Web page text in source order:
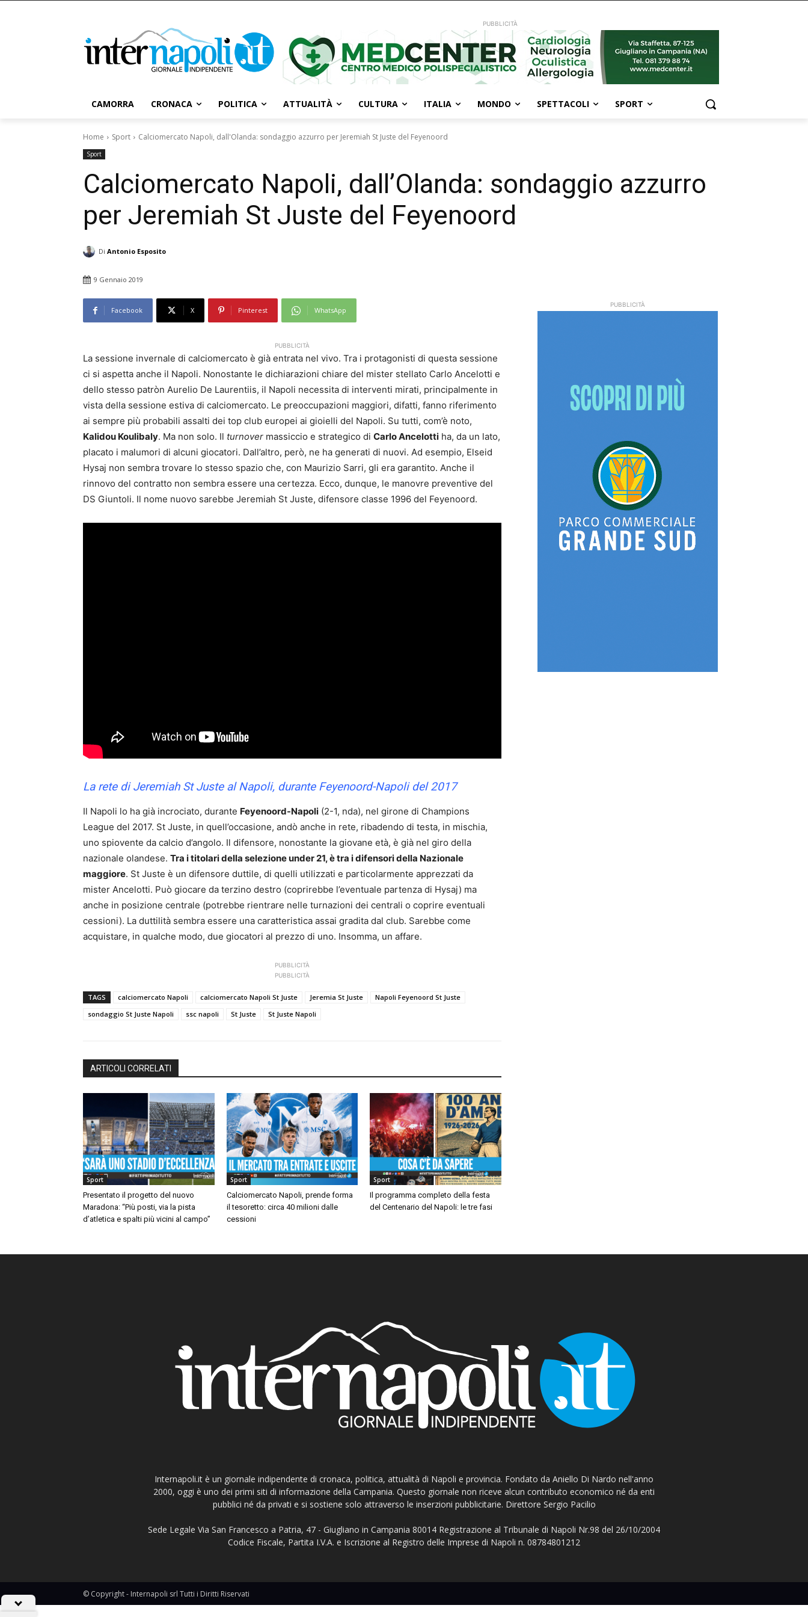
PUBBLICITÀ
CAMORRA CRONACA POLITICA ATTUALITÀ CULTURA ITALIA MONDO SPETTACOLI SPORT
Home Sport Calciomercato Napoli, dall'Olanda: sondaggio azzurro per Jeremiah St Juste del Feyenoord
Sport
Calciomercato Napoli, dall’Olanda: sondaggio azzurro
per Jeremiah St Juste del Feyenoord
Di Antonio Esposito
9 Gennaio 2019
Facebook X Pinterest WhatsApp
PUBBLICITÀ
La sessione invernale di calciomercato è già entrata nel vivo. Tra i protagonisti di questa sessione
ci si aspetta anche il Napoli. Nonostante le dichiarazioni chiare del mister stellato Carlo Ancelotti e
dello stesso patròn Aurelio De Laurentiis, il Napoli necessita di interventi mirati, principalmente in
vista della sessione estiva di calciomercato. Le preoccupazioni maggiori, difatti, fanno riferimento
ai sempre più probabili assalti dei top club europei ai gioielli del Napoli. Su tutti, com’è noto,
Kalidou Koulibaly. Ma non solo. Il turnover massiccio e strategico di Carlo Ancelotti ha, da un lato,
placato i malumori di alcuni giocatori. Dall’altro, però, ne ha generati di nuovi. Ad esempio, Elseid
Hysaj non sembra trovare lo stesso spazio che, con Maurizio Sarri, gli era garantito. Anche il
rinnovo del contratto non sembra essere una certezza. Ecco, dunque, le manovre preventive del
DS Giuntoli. Il nome nuovo sarebbe Jeremiah St Juste, difensore classe 1996 del Feyenoord.
La rete di Jeremiah St Juste al Napoli, durante Feyenoord-Napoli del 2017
Il Napoli lo ha già incrociato, durante Feyenoord-Napoli (2-1, nda), nel girone di Champions
League del 2017. St Juste, in quell’occasione, andò anche in rete, ribadendo di testa, in mischia,
uno spiovente da calcio d’angolo. Il difensore, nonostante la giovane età, è già nel giro della
nazionale olandese. Tra i titolaridella selezione under 21, è tra i difensori della Nazionale
maggiore. St Juste è un difensore duttile, di quelli utilizzati e particolarmente apprezzati da
mister Ancelotti. Può giocare da terzino destro (coprirebbe l’eventuale partenza di Hysaj) ma
anche in posizione centrale (potrebbe rientrare nelle turnazioni dei centrali o coprire eventuali
cessioni). La duttilità sembra essere una caratteristica assai gradita dal club. Sarebbe come
acquistare, in qualche modo, due giocatori al prezzo di uno. Insomma, un affare.
PUBBLICITÀ
PUBBLICITÀ
TAGS calciomercato Napoli calciomercato Napoli St Juste Jeremia St Juste
Napoli Feyenoord St Juste
sondaggio St Juste Napoli
ssc napoli St Juste St Juste Napoli
ARTICOLI CORRELATI
Sport
Presentato il progetto del nuovo
Maradona: “Più posti, via la pista
d’atletica e spalti più vicini al campo”
Sport
Calciomercato Napoli, prende forma
il tesoretto: circa 40 milioni dalle
cessioni
Sport
Il programma completo della festa
del Centenario del Napoli: le tre fasi
PUBBLICITÀ
Internapoli.it è un giornale indipendente di cronaca, politica, attualità di Napoli e provincia. Fondato da Aniello Di Nardo nell'anno
2000, oggi è uno dei primi siti di informazione della Campania. Questo giornale non riceve alcun contributo economico né da enti
pubblici né da privati e si sostiene solo attraverso le inserzioni pubblicitarie. Direttore Sergio Pacilio
Sede Legale Via San Francesco a Patria, 47 - Giugliano in Campania 80014 Registrazione al Tribunale di Napoli Nr.98 del 26/10/2004
Codice Fiscale, Partita I.V.A. e Iscrizione al Registro delle Imprese di Napoli n. 08784801212
© Copyright - Internapoli srl Tutti i Diritti Riservati